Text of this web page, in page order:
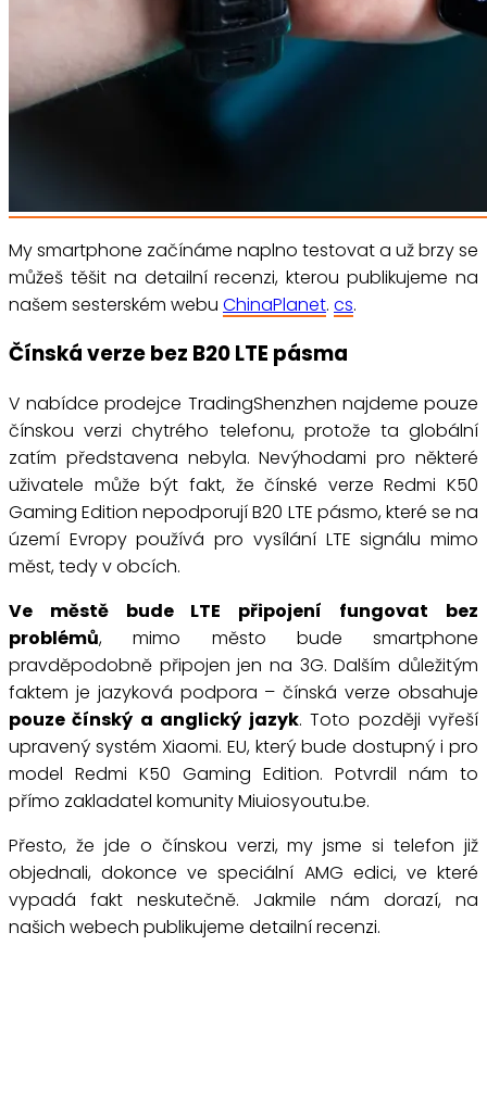
My smartphone začínáme naplno testovat a už brzy se
můžeš těšit na detailní recenzi, kterou publikujeme na
našem sesterském webu ChinaPlanet. cs.
Čínská verze bez B20 LTE pásma
V nabídce prodejce TradingShenzhen najdeme pouze
čínskou verzi chytrého telefonu, protože ta globální
zatím představena nebyla. Nevýhodami pro některé
uživatele může být fakt, že čínské verze Redmi K50
Gaming Edition nepodporují B20 LTE pásmo, které se na
území Evropy používá pro vysílání LTE signálu mimo
měst, tedy v obcích.
Ve městě bude LTE připojení fungovat bez
problémů, mimo město bude smartphone
pravděpodobně připojen jen na 3G. Dalším důležitým
faktem je jazyková podpora – čínská verze obsahuje
pouze čínský a anglický jazyk. Toto později vyřeší
upravený systém Xiaomi. EU, který bude dostupný i pro
model Redmi K50 Gaming Edition. Potvrdil nám to
přímo zakladatel komunity Miuiosyoutu.be.
Přesto, že jde o čínskou verzi, my jsme si telefon již
objednali, dokonce ve speciální AMG edici, ve které
vypadá fakt neskutečně. Jakmile nám dorazí, na
našich webech publikujeme detailní recenzi.